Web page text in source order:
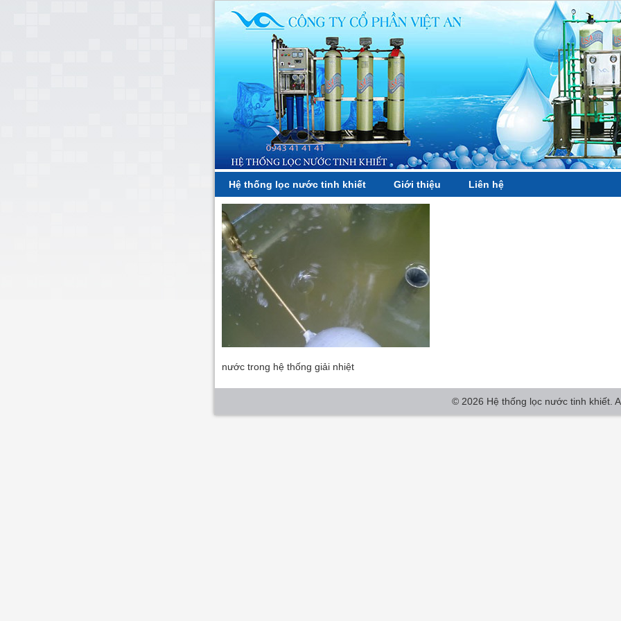
Hệ thống lọc nước tinh khiết Giới thiệu Liên hệ
nước trong hệ thống giải nhiệt
© 2026 Hệ thống lọc nước tinh khiết.